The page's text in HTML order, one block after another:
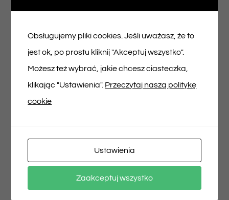
Dodaj do koszyka
Obsługujemy pliki cookies. Jeśli uważasz, że to
jest ok, po prostu kliknij "Akceptuj wszystko".
Możesz też wybrać, jakie chcesz ciasteczka,
klikając "Ustawienia". Przeczytaj naszą politykę
cookie
Ustawienia
Zaakceptuj wszystko